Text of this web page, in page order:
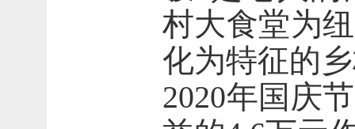
村大食堂为
化为特征的
2020年国庆